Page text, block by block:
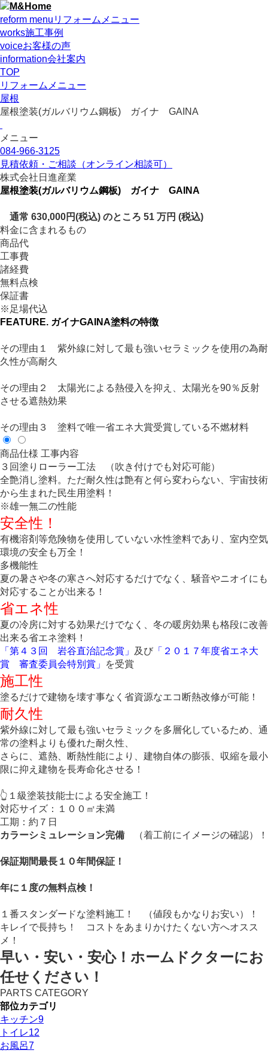
reform menu リフォームメニュー
works施工事例
voiceお客様の声
information会社案内
TOP
リフォームメニュー
屋根
屋根塗装(ガルバリウム鋼板) ガイナ GAINA
メニュー
084-966-3125
見積依頼・ご相談 （オンライン相談可）
株式会社日進産業
屋根塗装(ガルバリウム鋼板) ガイナ GAINA
通常 630,000円(税込) のところ 51 万円 (税込)
料金に含まれるもの
商品代
工事費
諸経費
無料点検
保証書
※足場代込
FEATURE. ガイナGAINA塗料の特徴
その理由１ 紫外線に対して最も強いセラミックを使用の為耐
久性が高耐久
その理由２ 太陽光による熱侵入を抑え、太陽光を90％反射
させる遮熱効果
その理由３ 塗料で唯一省エネ大賞受賞している不燃材料
商品仕様 工事内容
３回塗りローラー工法 （吹き付けでも対応可能）
全艶消し塗料。ただ耐久性は艶有と何ら変わらない、宇宙技術
から生まれた民生用塗料！
※雄一無二の性能
安全性！
有機溶剤等危険物を使用していない水性塗料であり、室内空気
環境の安全も万全！
多機能性
夏の暑さや冬の寒さへ対応するだけでなく、騒音やニオイにも
対応することが出来る！
省エネ性
夏の冷房に対する効果だけでなく、冬の暖房効果も格段に改善
出来る省エネ塗料！
「第４３回 岩谷直治記念賞」
及び 「２０１７年度省エネ大
賞 審査委員会特別賞」
を受賞
施工性
塗るだけで建物を壊す事なく省資源なエコ断熱改修が可能！
耐久性
紫外線に対して最も強いセラミックを多層化しているため、通
常の塗料よりも優れた耐久性、
さらに、遮熱、断熱性能により、建物自体の膨張、収縮を最小
限に抑え建物を長寿命化させる！
👆１級塗装技能士による安全施工！
対応サイズ：１００㎡未満
工期：約７日
カラーシミュレーション完備
（着工前にイメージの確認）！
保証期間最長１０年間保証！
年に１度の無料点検！
１番スタンダードな塗料施工！ （値段もかなりお安い）！
キレイで長持ち！ コストをあまりかけたくない方へオスス
メ！
早い・安い・安心！ホームドクターにお
任せください！
PARTS CATEGORY
部位カテゴリ
キッチン9
トイレ12
お風呂7